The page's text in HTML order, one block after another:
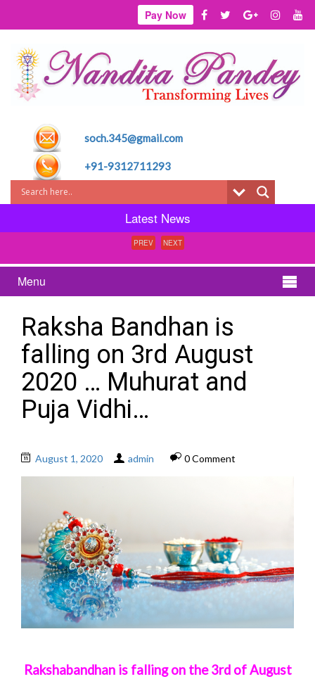
Pay Now
soch.345@gmail.com
+91-9312711293
Latest News
PREV NEXT
Menu
Raksha Bandhan is
falling on 3rd August
2020 … Muhurat and
Puja Vidhi…
August 1, 2020 admin 0 Comment
Rakshabandhan is falling on the 3rd of August